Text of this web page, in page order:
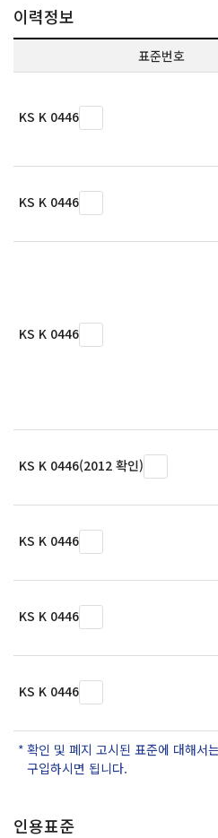
이력정보
표준번호
KS K 0446
KS K 0446
KS K 0446
KS K 0446(2012 확인)
KS K 0446
KS K 0446
KS K 0446
확인 및 폐지 고시된 표준에 대해서
구입하시면 됩니다.
인용표준